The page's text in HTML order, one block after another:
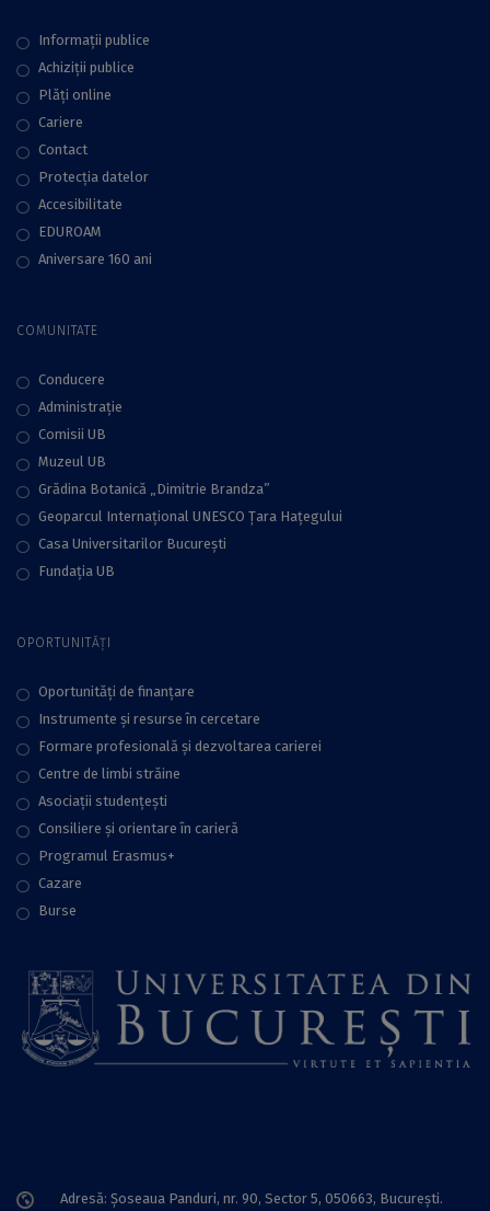
Informații publice
Achiziții publice
Plăţi online
Cariere
Contact
Protecţia datelor
Accesibilitate
EDUROAM
Aniversare 160 ani
COMUNITATE
Conducere
Administraţie
Comisii UB
Muzeul UB
Grădina Botanică „Dimitrie Brandza”
Geoparcul Internațional UNESCO Țara Hațegului
Casa Universitarilor București
Fundaţia UB
OPORTUNITĂȚI
Oportunități de finanțare
Instrumente și resurse în cercetare
Formare profesională și dezvoltarea carierei
Centre de limbi străine
Asociații studențești
Consiliere şi orientare în carieră
Programul Erasmus+
Cazare
Burse
Adresă: Șoseaua Panduri, nr. 90, Sector 5, 050663, Bucureşti.